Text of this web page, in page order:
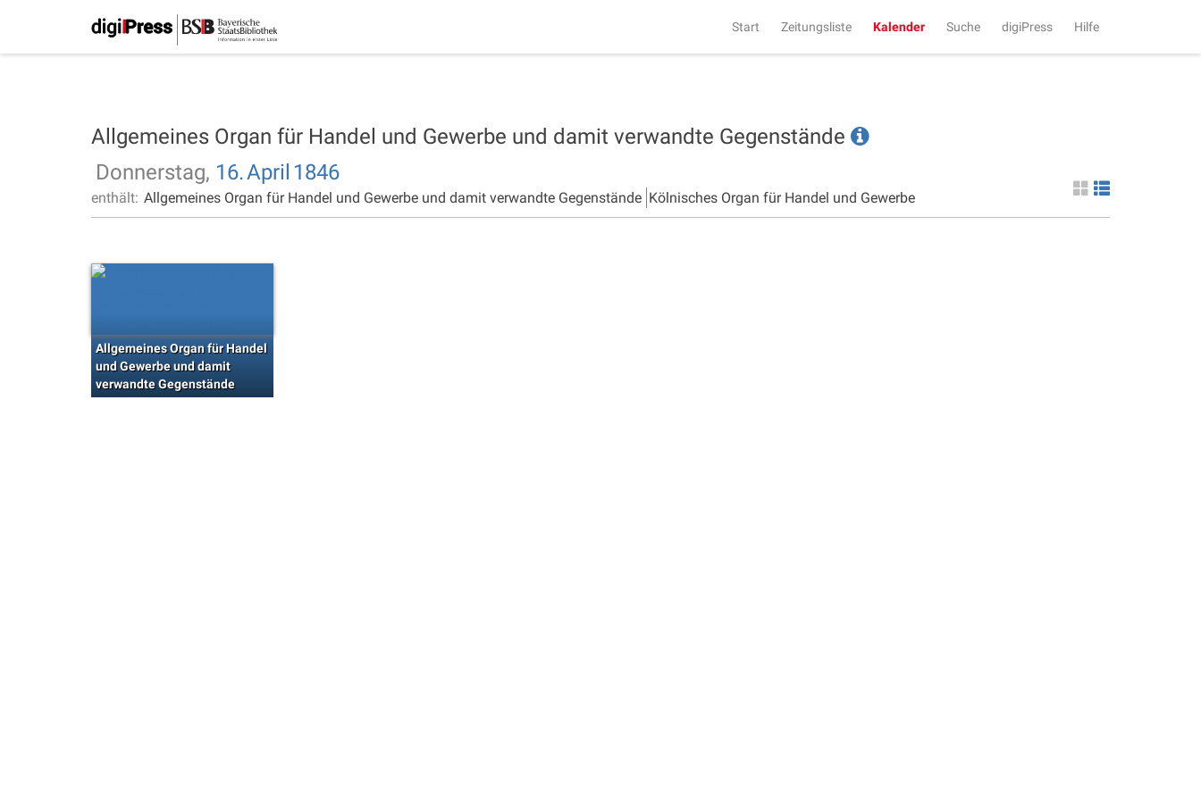
Start Zeitungsliste Kalender Suche digiPress Hilfe
Allgemeines Organ für Handel und Gewerbe und damit verwandte Gegenstände
Donnerstag, 16.April 1846
enthält: Allgemeines Organ für Handel und Gewerbe und damit verwandte Gegenstände Kölnisches Organ für Handel und Gewerbe
Allgemeines Organ für Handel
und Gewerbe und damit
verwandte Gegenstände